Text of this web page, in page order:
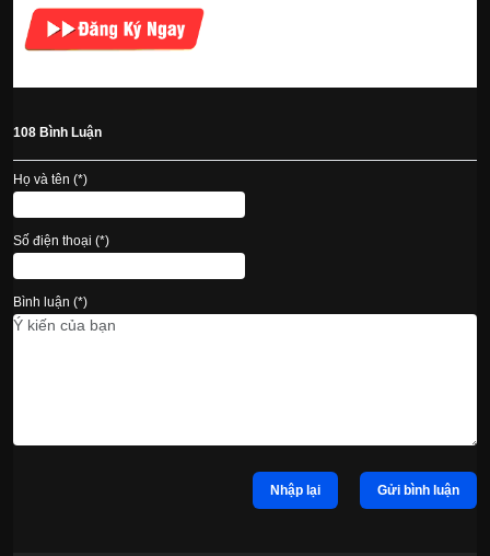
108 Bình Luận
Họ và tên (*)
Số điện thoại (*)
Bình luận (*)
Nhập lại Gửi bình luận